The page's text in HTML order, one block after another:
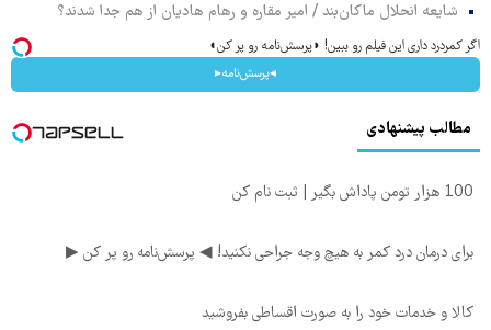
شایعه انحلال ماکان‌بند / امیر مقاره و رهام هادیان از هم جدا شدند؟
اگر کمردرد داری این فیلم رو ببین! ◗پرسش‌نامه رو پر کن◖
◂پرسش‌نامه▸
مطالب پیشنهادی
100 هزار تومن پاداش بگیر | ثبت نام کن
برای درمان درد کمر به هیچ وجه جراحی نکنید! ◀ پرسش‌نامه رو پر کن ▶
کالا و خدمات خود را به صورت اقساطی بفروشید